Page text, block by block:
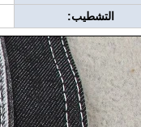
التشطيب: